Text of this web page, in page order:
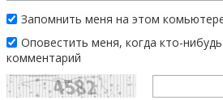
Запомнить меня на этом
Оповестить меня, когда кто-
комментарий